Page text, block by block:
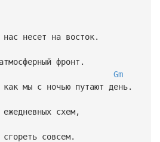
нас несет на восток.
фронт.
Gm
как мы с ночью путают день.
схем,
сгореть совсем.